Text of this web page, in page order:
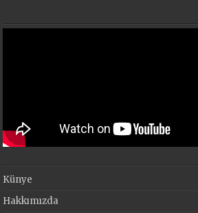
Künye
Hakkımızda